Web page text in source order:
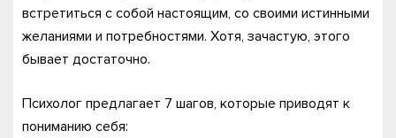
встретиться с собой настоящим, со своими истинными
желаниями и потребностями. Хотя, зачастую, этого
бывает достаточно.
Психолог предлагает 7 шагов, которые приводят к
пониманию себя: